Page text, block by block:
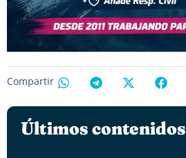
Compartir
Últimos contenidos